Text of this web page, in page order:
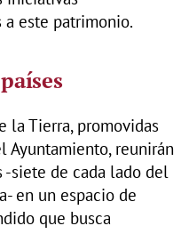
a este patrimonio.
la Tierra, promovidas
Ayuntamiento, reunirán
siete de cada lado del
en un espacio de
que busca